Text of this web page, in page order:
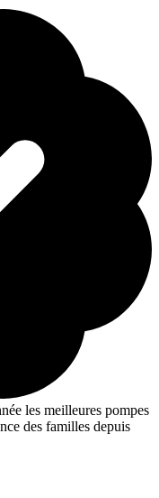
les meilleures pompes
des familles depuis